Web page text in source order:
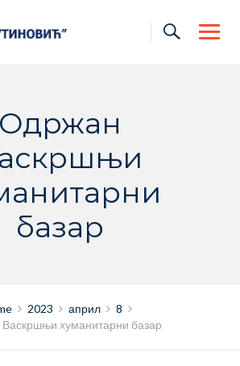
Одржан
базар
2023 април
8
хуманитарни базар